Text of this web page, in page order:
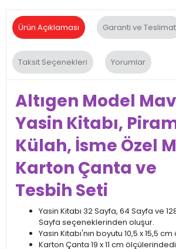
Ürün Açıklaması Garanti ve Teslimat
Taksit Seçenekleri Yorumlar
Altıgen Model
Yasin Kitabı,
Külah, İsme Özel
Karton Çanta ve
Tesbih Seti
Yasin Kitabı 32 Sayfa, 64 Sayfa ve
Sayfa seçeneklerinden oluşur.
Yasin Kitabı'nın boyutu 10,5 x 15,5
Karton Çanta 19 x 11 cm